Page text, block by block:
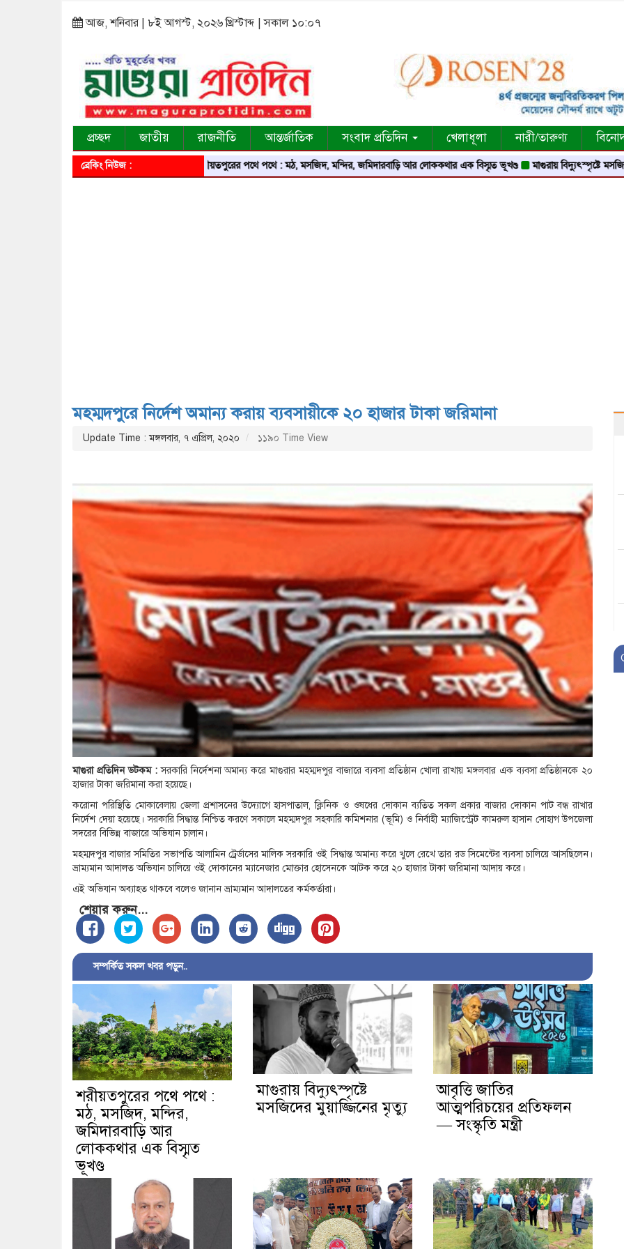
আজ, শনিবার | ৮ই আগস্ট, ২০২৬ খ্রিস্টাব্দ | সকাল ১০:০৭
প্রচ্ছদ জাতীয় রাজনীতি আন্তর্জাতিক সংবাদ প্রতিদিন খেলাধূলা নারী/তারুণ্য
ব্রেকিং নিউজ : শরীয়তপুরের পথে পথে : মঠ, মসজিদ, মন্দির, জমিদারবাড়ি আর লোককথার এক বিস্মৃত ভূখণ্ড মাগুরায় বিদ্যুৎস্পৃষ্টে মসজিদের
মহম্মদপুরে নির্দেশ অমান্য করায় ব্যবসায়ীকে ২০ হাজার টাকা জরিমানা
Update Time : মঙ্গলবার, ৭ এপ্রিল, ২০২০ ১১৯০ Time View
মাগুরা প্রতিদিন ডটকম :সরকারি নির্দেশনা অমান্য করে মাগুরার মহম্মদপুর বাজারে ব্যবসা প্রতিষ্ঠান খোলা রাখায় মঙ্গলবার এক ব্যবসা প্রতিষ্ঠানকে ২০
হাজার টাকা জরিমানা করা হয়েছে।
করোনা পরিস্থিতি মোকাবেলায় জেলা প্রশাসনের উদ্যোগে হাসপাতাল, ক্লিনিক ও ওষধের দোকান ব্যতিত সকল প্রকার বাজার দোকান পাট বন্ধ রাখার
নির্দেশ দেয়া হয়েছে। সরকারি সিদ্ধান্ত নিশ্চিত করণে সকালে মহম্মদপুর সহকারি কমিশনার (ভূমি) ও নির্বাহী ম্যাজিস্ট্রেট কামরুল হাসান সোহাগ উপজেলা
সদরের বিভিন্ন বাজারে অভিযান চালান।
মহম্মদপুর বাজার সমিতির সভাপতি আলামিন ট্রের্ডাসের মালিক সরকারি ওই সিদ্ধান্ত অমান্য করে খুলে রেখে তার রড সিমেন্টের ব্যবসা চালিয়ে আসছিলেন।
ভ্রাম্যমান আদালত অভিযান চালিয়ে ওই দোকানের ম্যানেজার মোক্তার হোসেনকে আটক করে ২০ হাজার টাকা জরিমানা আদায় করে।
এই অভিযান অব্যাহত থাকবে বলেও জানান ভ্রাম্যমান আদালতের কর্মকর্তারা।
শেয়ার করুন...
সম্পর্কিত সকল খবর পড়ুন..
শরীয়তপুরের পথে পথে :
মঠ, মসজিদ, মন্দির,
জমিদারবাড়ি আর
লোককথার এক বিস্মৃত
ভূখণ্ড
মাগুরায় বিদ্যুৎস্পৃষ্টে
মসজিদের মুয়াজ্জিনের মৃত্যু
আবৃত্তি জাতির
আত্মপরিচয়ের প্রতিফলন
— সংস্কৃতি মন্ত্রী